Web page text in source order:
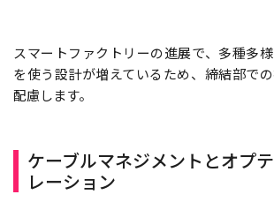
スマートファクトリーの進展で、多種多
を使う設計が増えているため、締結部で
配慮します。
ケーブルマネジメントとオプ
レーション